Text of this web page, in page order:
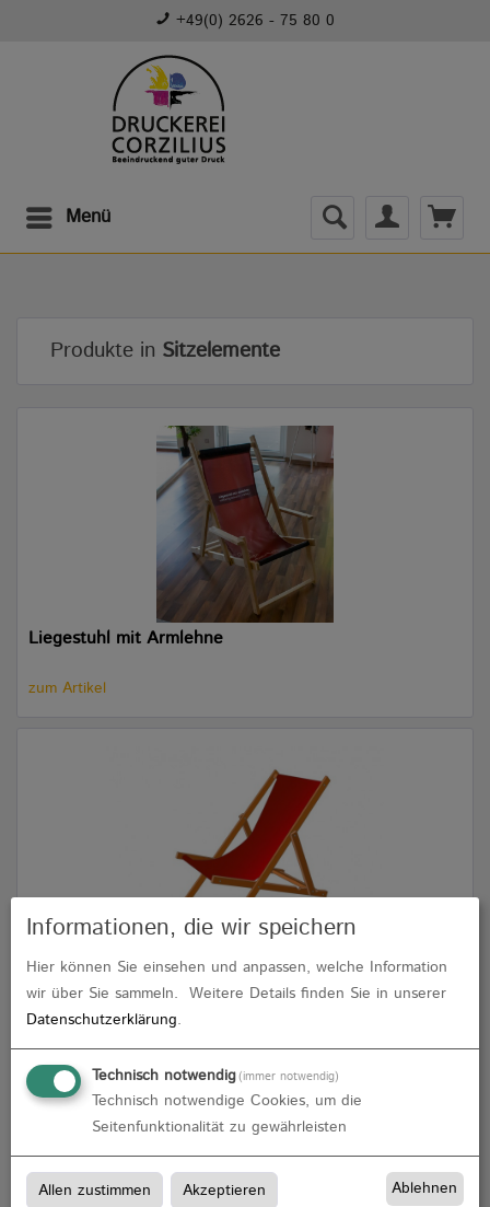
+49(0) 2626 - 75 80 0
Menü
Produkte in Sitzelemente
Liegestuhl mit Armlehne
zum Artikel
Liegestuhl ohne Armlehne
zum Artikel
Informationen, die wir speichern
Hier können Sie einsehen und anpassen, welche Information
wir über Sie sammeln. Weitere Details finden Sie in unserer
Datenschutzerklärung.
Technisch notwendig(immer notwendig)
Technisch notwendige Cookies, um die
Seitenfunktionalität zu gewährleisten
Allen zustimmen Akzeptieren Ablehnen